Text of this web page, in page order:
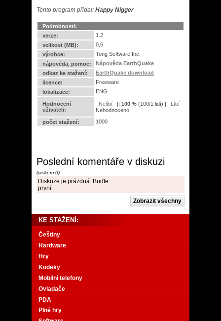
Tento program přidal: Happy Nigger
Podrobnosti:
verze:
1.2
velikost (MB):
0,6
výrobce:
Tong Software Inc.
nápověda, pomoc:
Nápověda EarthQuake
odkaz ke stažení:
EarthQuake download
licence:
Freeware
lokalizace:
ENG
Hodnocení
uživateli:
|| 100 % (100/1 lidí) ||
Nehodnoceno
počet stažení:
1000
Poslední komentáře v diskuzi
(celkem 0)
Diskuze je prázdná. Buďte
první.
KE STAŽENÍ:
Češtiny
Hardware
Hry
Kodeky
Mobilní telefony
Ovladače
PDA
Plné hry